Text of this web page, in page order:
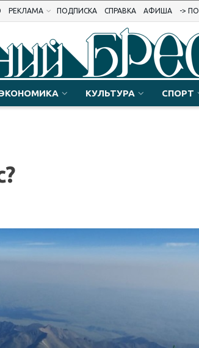
РЕКЛАМА ПОДПИСКА СПРАВКА АФИША ->
КУЛЬТУРА СПОРТ